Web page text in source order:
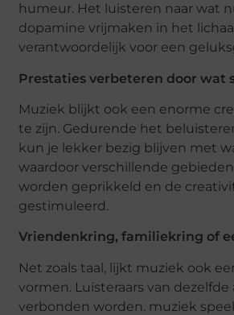
humeur. Het luisteren naar wat
dopamine vrijmaken in het
verantwoordelijk voor een
Prestaties verbeteren door wat
Muziek blijkt ook een enorme
te zijn. Gedurende het
kun je lekker bezig blijven met
waardoor verschillende
worden geprikkeld en de
gestimuleerd.
Vriendenkring, familiekring of
Net zoals taal, lijkt muziek ook
vormen. Luisteraars van
verbonden worden. muziek